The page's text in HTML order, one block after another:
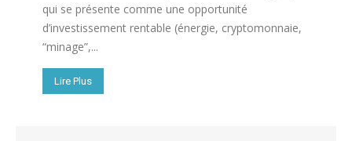
qui se présente comme une opportunité
d’investissement rentable (énergie, cryptomonnaie,
“minage”,...
Lire Plus